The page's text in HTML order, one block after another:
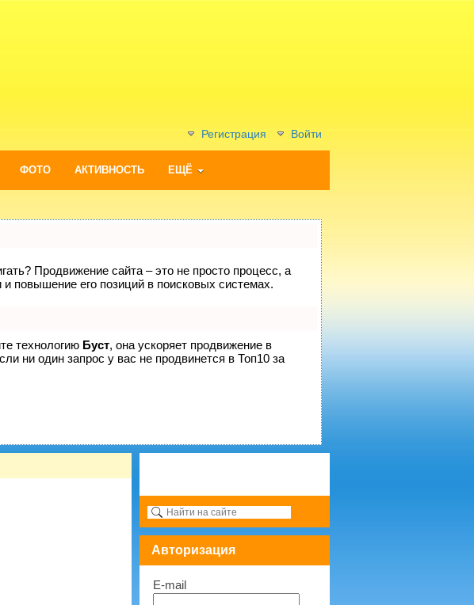
Регистрация Войти
ФОТО АКТИВНОСТЬ ЕЩЁ
Продвижение сайта – это не просто процесс, а
повышение его позиций в поисковых системах.
технологию Буст, она ускоряет продвижение в
ни один запрос у вас не продвинется в Топ10 за
Авторизация
E-mail